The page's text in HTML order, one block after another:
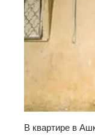
В квартире в